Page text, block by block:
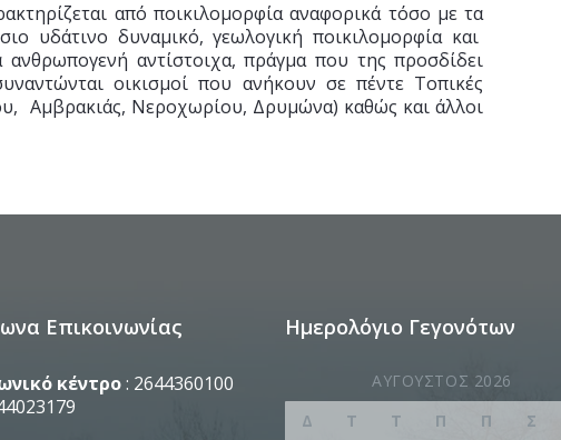
από ποικιλομορφία αναφορικά τόσο με τα
υδάτινο δυναμικό, γεωλογική ποικιλομορφία και
αντίστοιχα, πράγμα που της προσδίδει
οικισμοί που ανήκουν σε πέντε Τοπικές
Αμβρακιάς, Νεροχωρίου, Δρυμώνα) καθώς και άλλοι
Επικοινωνίας
κέντρο: 2644360100
Ημερολόγιο Γεγονότων
ΑΎΓΟΥΣΤΟΣ 2026
Δ
Τ Τ Π Π Σ